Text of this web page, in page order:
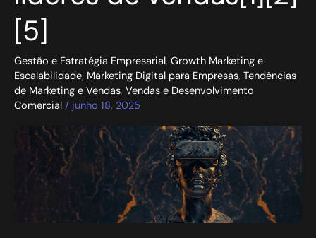
[5]
Gestão e Estratégia Empresarial, Growth Marketing e
Escalabilidade, Marketing Digital para Empresas, Tendências
de Marketing e Vendas, Vendas e Desenvolvimento
Comercial / junho 18, 2025